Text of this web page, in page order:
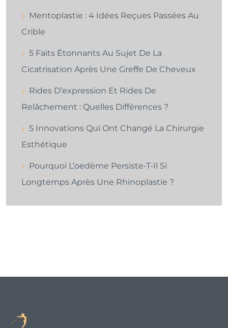
Mentoplastie : 4 Idées Reçues Passées Au
Crible
5 Faits Étonnants Au Sujet De La
Cicatrisation Après Une Greffe De Cheveux
Rides D’expression Et Rides De
Relâchement : Quelles Différences ?
5 Innovations Qui Ont Changé La Chirurgie
Esthétique
Pourquoi L’oedème Persiste-T-Il Si
Longtemps Après Une Rhinoplastie ?